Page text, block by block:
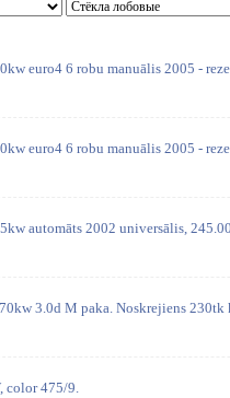
euro4 6 robu manuālis 2005 -
euro4 6 robu manuālis 2005 -
automāts 2002 universālis,
3.0d M paka. Noskrejiens 230tk
color 475/9.